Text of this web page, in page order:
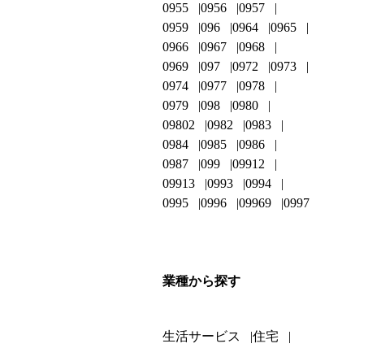
0955
0956
0957
0959
096 0964
0965
0966
0967
0968
0969
097 0972
0973
0974
0977
0978
0979
098
0980
09802
0982
0983
0984
0985
0986
0987
099
09912
09913
0993
0994
0995
0996 09969 0997
業種から探す
生活サービス 住宅